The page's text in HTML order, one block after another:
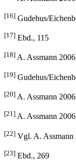
[16] Gudehus/
[17] Ebd., 115
[18] A. Assmann
[19] Gudehus/
[20] A. Assmann
[21] A. Assmann
[22] Vgl. A. Assmann
[23] Ebd., 269